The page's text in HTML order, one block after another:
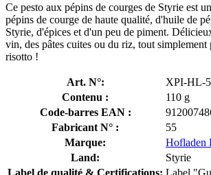
Ce pesto aux pépins de courges de Styrie est
pépins de courge de haute qualité, d'huile de
Styrie, d'épices et d'un peu de piment.
vin, des pâtes cuites ou du riz, tout simplement
risotto !
Art. N°:
XPI-HL-
Contenu :
110 g
Code-barres EAN :
Fabricant N° :
55
Marque:
Hofladen
Land:
Styrie
Label de qualité & Certifications: Label